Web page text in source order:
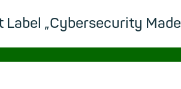
„Cybersecurity